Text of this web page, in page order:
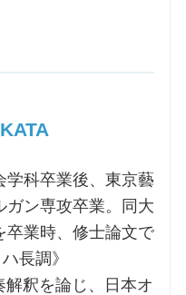
学科卒業後、東京藝
ガン専攻卒業。同大
卒業時、修士論文で
長調》
解釈を論じ、日本オ